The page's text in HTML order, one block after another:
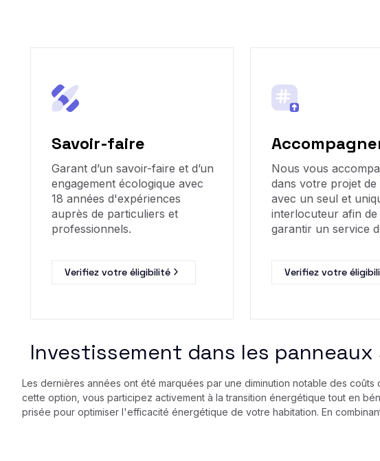
Savoir-faire
Garant d’un savoir-faire et d’un
engagement écologique avec
18 années d'expériences
auprès de particuliers et
professionnels.
Verifiez votre éligibilité
Nous vous
dans votre projet de
avec un seul et
interlocuteur afin de
garantir un service
Verifiez votre
Investissement dans les
Les dernières années ont été marquées par une diminution notable des
cette option, vous participez activement à la transition énergétique tout en
prisée pour optimiser l'efficacité énergétique de votre habitation. En